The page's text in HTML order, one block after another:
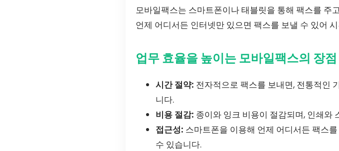
모바일팩스는 스마트폰이나 태블릿을 통해 팩스를 주
언제 어디서든 인터넷만 있으면 팩스를 보낼 수 있어
업무 효율을 높이는 모바일팩스의 장점
시간 절약: 전자적으로 팩스를 보내면, 전통적인
니다.
비용 절감: 종이와 잉크 비용이 절감되며, 인쇄와
접근성: 스마트폰을 이용해 언제 어디서든 팩스
수 있습니다.